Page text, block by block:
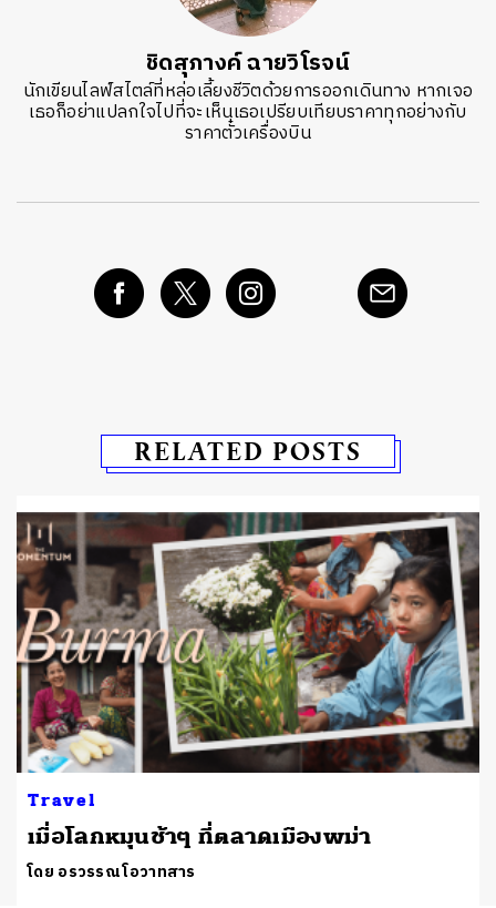
ชิดสุภางค์ ฉายวิโรจน์
นักเขียนไลฟ์สไตล์ที่หล่อเลี้ยงชีวิตด้วยการออกเดินทาง หากเจอ
เธอก็อย่าแปลกใจไปที่จะเห็นเธอเปรียบเทียบราคาทุกอย่างกับ
ราคาตั๋วเครื่องบิน
RELATED POSTS
Travel
เมื่อโลกหมุนช้าๆ ที่ตลาดเมืองพม่า
โดย อรวรรณ โอวาทสาร